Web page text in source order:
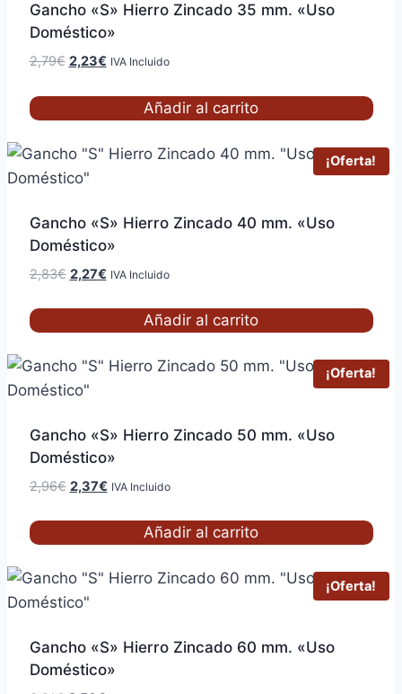
Gancho «S» Hierro Zincado 35 mm. «Uso
Doméstico»
2,79€ El
original
era:
2,23€El
actual
es:
IVA Incluido
Añadir al carrito
¡Oferta!
Gancho «S» Hierro Zincado 40 mm. «Uso
Doméstico»
2,83€ El
era:
2,27€El
es:
IVA Incluido
Añadir al carrito
¡Oferta!
Gancho «S» Hierro Zincado 50 mm. «Uso
Doméstico»
2,96€ El
era:
2,96€.
2,37€El
es:
2,37€.
IVA Incluido
Añadir al carrito
¡Oferta!
Gancho «S» Hierro Zincado 60 mm. «Uso
Doméstico»